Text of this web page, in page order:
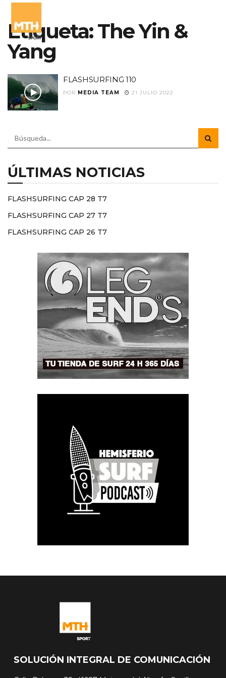
Etiqueta:The Yin &
Yang
FLASHSURFING 110
POR MEDIA TEAM 21 JULIO 2022
ÚLTIMAS NOTICIAS
FLASHSURFING CAP 28 T7
FLASHSURFING CAP 27 T7
FLASHSURFING CAP 26 T7
SOLUCIÓN INTEGRAL DE COMUNICACIÓN